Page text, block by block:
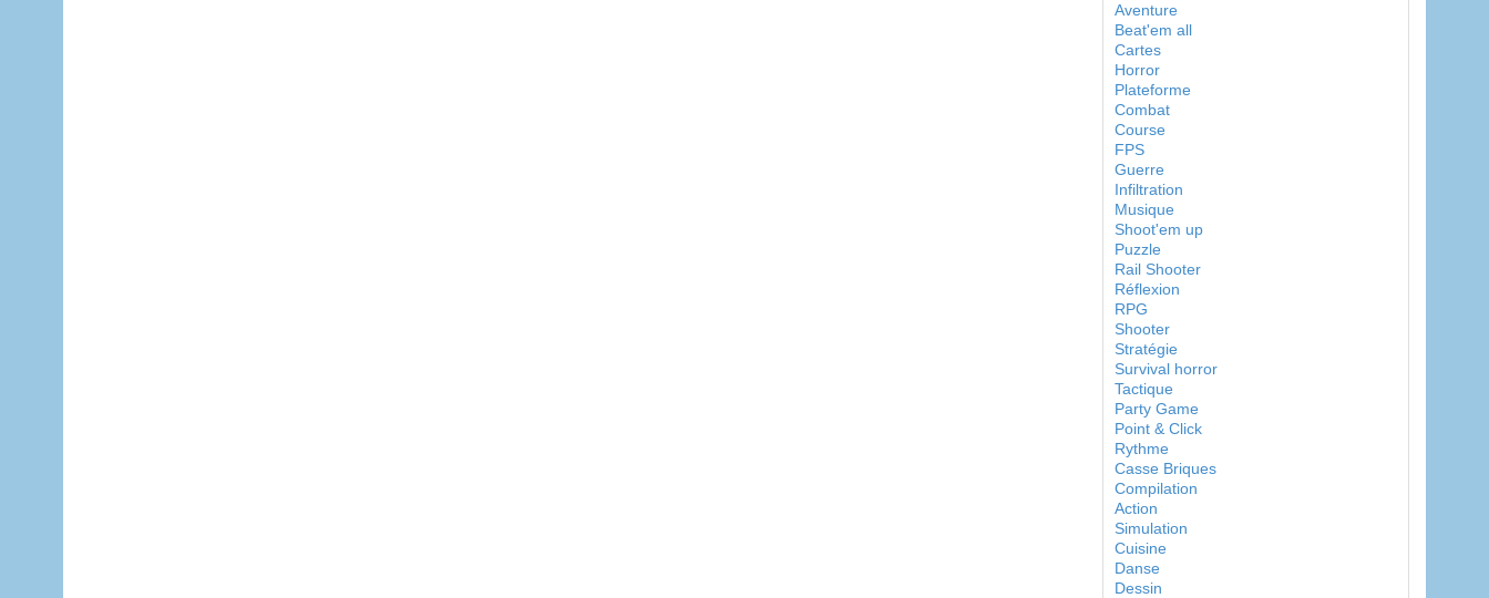
Aventure
Beat'em all
Cartes
Horror
Plateforme
Combat
Course
FPS
Guerre
Infiltration
Musique
Shoot'em up
Puzzle
Rail Shooter
Réflexion
RPG
Shooter
Stratégie
Survival horror
Tactique
Party Game
Point & Click
Rythme
Casse Briques
Compilation
Action
Simulation
Cuisine
Danse
Dessin